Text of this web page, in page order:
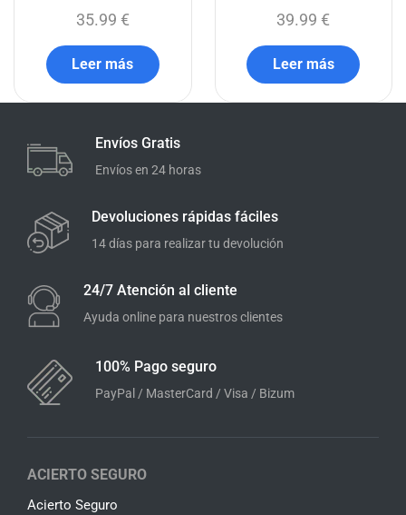
35.99 €
Leer más
39.99 €
Leer más
Envíos Gratis
Envíos en 24 horas
Devoluciones rápidas fáciles
14 días para realizar tu devolución
24/7 Atención al cliente
Ayuda online para nuestros clientes
100% Pago seguro
PayPal / MasterCard / Visa / Bizum
ACIERTO SEGURO
Acierto Seguro